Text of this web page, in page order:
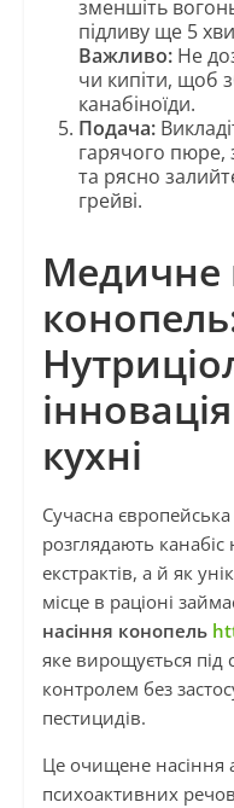
зменшіть
підливу ще 5
Важливо:Не
чи кипіти, щоб
канабіноїди.
Подача:
гарячого пюре,
та рясно
грейві.
Медичне
кухні
Сучасна
розглядають
екстрактів, а й як
місце в раціоні
насіння конопель
яке вирощується
контролем без
пестицидів.
Це очищене насіння
психоактивних